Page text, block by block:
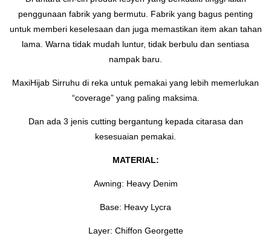
penggunaan fabrik yang bermutu. Fabrik yang bagus penting
untuk memberi keselesaan dan juga memastikan item akan tahan
lama. Warna tidak mudah luntur, tidak berbulu dan sentiasa
nampak baru.
MaxiHijab Sirruhu di reka untuk pemakai yang lebih memerlukan
“coverage” yang paling maksima.
Dan ada 3 jenis cutting bergantung kepada citarasa dan
kesesuaian pemakai.
MATERIAL:
Awning: Heavy Denim
Base: Heavy Lycra
Layer: Chiffon Georgette